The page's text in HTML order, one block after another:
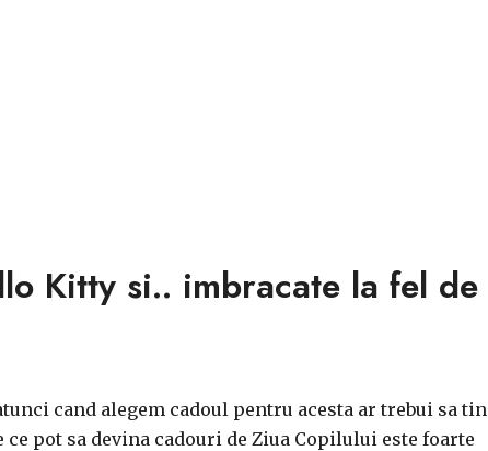
Kitty si.. imbracate la fel de
cand alegem cadoul pentru acesta ar trebui sa
pot sa devina cadouri de Ziua Copilului este foarte